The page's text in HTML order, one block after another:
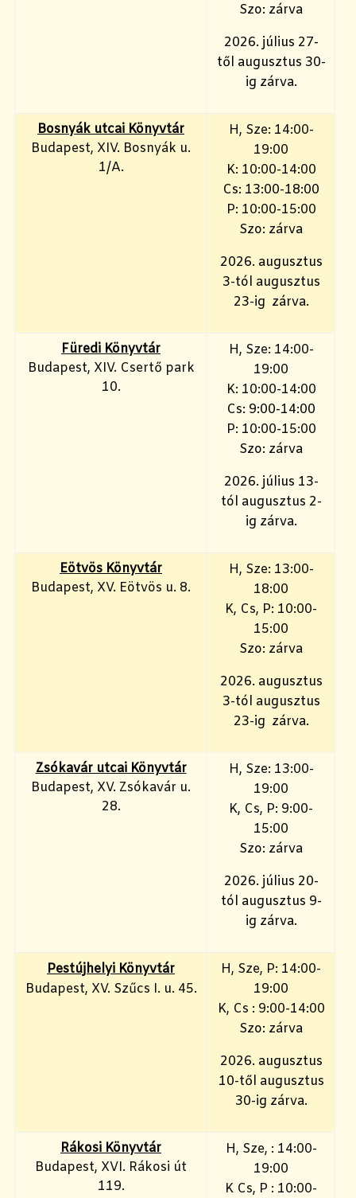
Szo: zárva
2026. július 27-
től augusztus 30-
ig zárva.
Bosnyák utcai Könyvtár
Budapest, XIV. Bosnyák u.
1/A.
H, Sze: 14:00-
19:00
K: 10:00-14:00
Cs: 13:00-18:00
P: 10:00-15:00
Szo: zárva
2026. augusztus
3-tól augusztus
23-ig zárva.
Füredi Könyvtár
Budapest, XIV. Csertő park
10.
H, Sze: 14:00-
19:00
K: 10:00-14:00
Cs: 9:00-14:00
P: 10:00-15:00
Szo: zárva
2026. július 13-
tól augusztus 2-
ig zárva.
Eötvös Könyvtár
Budapest, XV. Eötvös u. 8.
H, Sze: 13:00-
18:00
K, Cs, P: 10:00-
15:00
Szo: zárva
2026. augusztus
3-tól augusztus
23-ig zárva.
Zsókavár utcai Könyvtár
Budapest, XV. Zsókavár u.
28.
H, Sze: 13:00-
19:00
K, Cs, P: 9:00-
15:00
Szo: zárva
2026. július 20-
tól augusztus 9-
ig zárva.
Pestújhelyi Könyvtár
Budapest, XV. Szűcs I. u. 45.
H, Sze, P: 14:00-
19:00
K, Cs : 9:00-14:00
Szo: zárva
2026. augusztus
10-től augusztus
30-ig zárva.
Rákosi Könyvtár
Budapest, XVI. Rákosi út
119.
H, Sze, : 14:00-
19:00
K Cs, P : 10:00-